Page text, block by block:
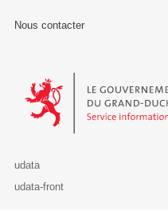
Nous contacter
Le Gouvernement du
udata
udata-front